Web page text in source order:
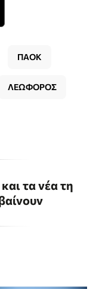
ΠΑΟΚ
ΛΕΩΦΟΡΟΣ
τα νέα τη